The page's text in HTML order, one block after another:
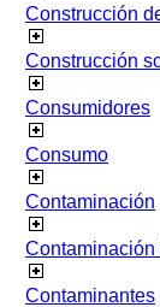
Construcción
Construcción
Consumidores
Consumo
Contaminación
Contaminación
Contaminantes